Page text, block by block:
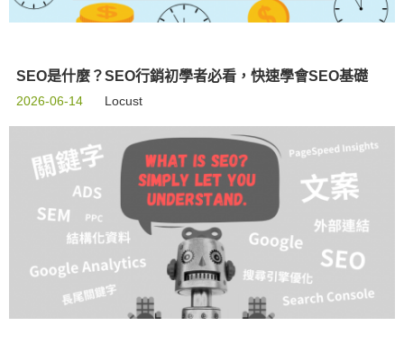
SEO是什麼？SEO行銷初學者必看，快速學會SEO基礎
2026-06-14 Locust